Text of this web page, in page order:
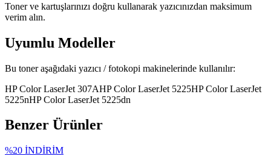
Toner ve kartuşlarınızı doğru kullanarak yazıcınızdan maksimum
verim alın.
Uyumlu Modeller
Bu toner aşağıdaki yazıcı / fotokopi makinelerinde kullanılır:
HP Color LaserJet 307AHP Color LaserJet 5225HP Color LaserJet
5225nHP Color LaserJet 5225dn
Benzer Ürünler
%20 İNDİRİM